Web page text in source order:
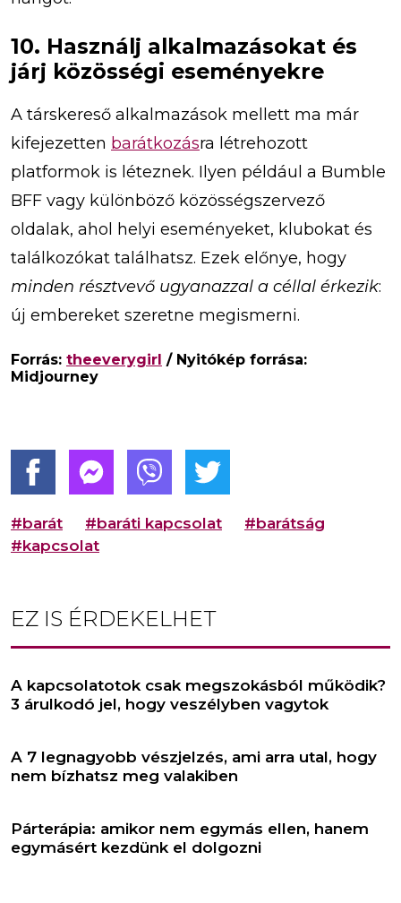
10. Használj alkalmazásokat és
járj közösségi eseményekre
A társkereső alkalmazások mellett ma már
kifejezetten barátkozásra létrehozott
platformok is léteznek. Ilyen például a Bumble
BFF vagy különböző közösségszervező
oldalak, ahol helyi eseményeket, klubokat és
találkozókat találhatsz. Ezek előnye, hogy
minden résztvevő ugyanazzal a céllal érkezik:
új embereket szeretne megismerni.
Forrás: theeverygirl / Nyitókép forrása:
Midjourney
#barát #baráti kapcsolat
#barátság
#kapcsolat
EZ IS ÉRDEKELHET
A kapcsolatotok csak megszokásból működik?
3 árulkodó jel, hogy veszélyben vagytok
A 7 legnagyobb vészjelzés, ami arra utal, hogy
nem bízhatsz meg valakiben
Párterápia: amikor nem egymás ellen, hanem
egymásért kezdünk el dolgozni